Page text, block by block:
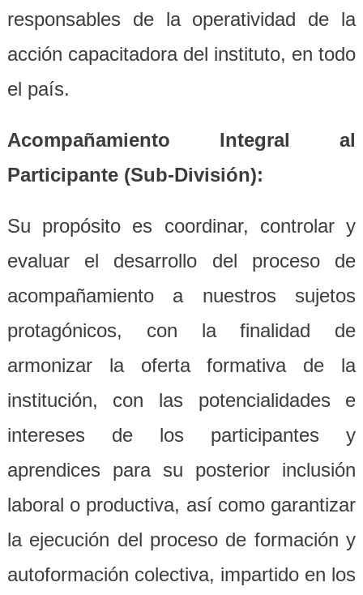
responsables de la operatividad de la
acción capacitadora del instituto, en todo
el país.
Acompañamiento Integral al
Participante (Sub-División):
Su propósito es coordinar, controlar y
evaluar el desarrollo del proceso de
acompañamiento a nuestros sujetos
protagónicos, con la finalidad de
armonizar la oferta formativa de la
institución, con las potencialidades e
intereses de los participantes y
aprendices para su posterior inclusión
laboral o productiva, así como garantizar
la ejecución del proceso de formación y
autoformación colectiva, impartido en los